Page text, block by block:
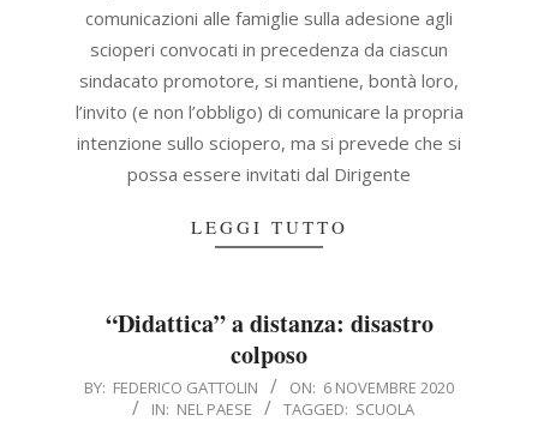
comunicazioni alle famiglie sulla adesione agli
scioperi convocati in precedenza da ciascun
sindacato promotore, si mantiene, bontà loro,
l’invito (e non l’obbligo) di comunicare la propria
intenzione sullo sciopero, ma si prevede che si
possa essere invitati dal Dirigente
LEGGI TUTTO
“Didattica” a distanza: disastro
colposo
2020-
BY: FEDERICO GATTOLIN ON: 6 NOVEMBRE 2020
IN: NEL PAESE TAGGED: SCUOLA